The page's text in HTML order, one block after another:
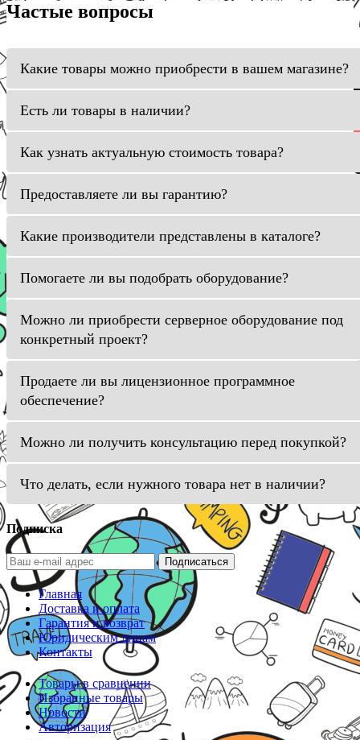
Частые вопросы
Какие товары можно приобрести в вашем магазине?
Есть ли товары в наличии?
Как узнать актуальную стоимость товара?
Предоставляете ли вы гарантию?
Какие производители представлены в каталоге?
Помогаете ли вы подобрать оборудование?
Можно ли приобрести серверное оборудование под
конкретный проект?
Продаете ли вы лицензионное программное
обеспечение?
Можно ли получить консультацию перед покупкой?
Что делать, если нужного товара нет в наличии?
Подписка
Подписаться
Главная
Доставка и оплата
Гарантия и возврат
Юридическим лицам
Контакты
Товары в сравнении
Избранные товары
Новости
Авторизация